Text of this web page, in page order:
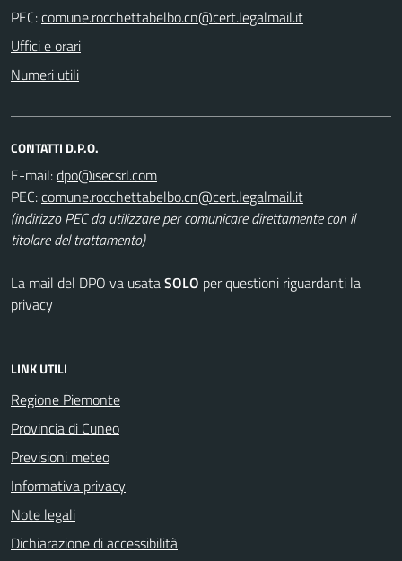
PEC:
Uffici e orari
Numeri utili
CONTATTI D.P.O.
E-mail:
PEC:
(indirizzo PEC da utilizzare per comunicare direttamente con il
titolare del trattamento)
La mail del DPO va usataSOLO per questioni riguardanti la
privacy
LINK UTILI
Regione Piemonte
Provincia di Cuneo
Previsioni meteo
Informativa privacy
Note legali
Dichiarazione di accessibilità